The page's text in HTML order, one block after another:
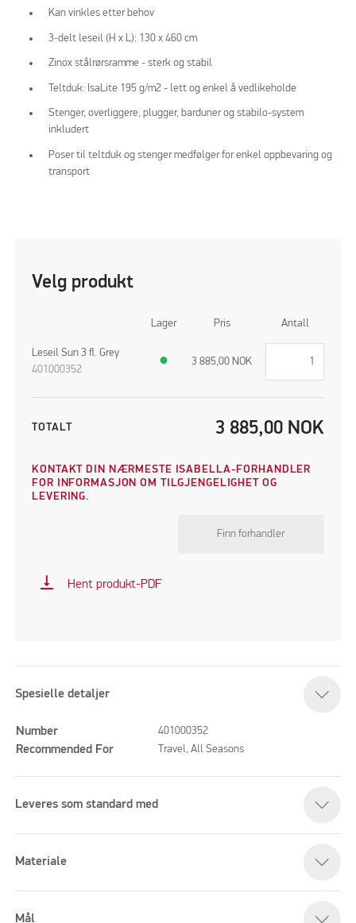
Kan vinkles etter behov
3-delt leseil (H x L): 130 x 460 cm
Zinox stålrørsramme - sterk og stabil
Teltduk: IsaLite 195 g/m2 - lett og enkel å vedlikeholde
Stenger, overliggere, plugger, barduner og stabilo-system
inkludert
Poser til teltduk og stenger medfølger for enkel oppbevaring og
transport
Velg produkt
Lager Pris Antall
Leseil Sun 3 fl. Grey
401000352
● 3 885,00 NOK
TOTALT 3 885,00 NOK
KONTAKT DIN NÆRMESTE ISABELLA-FORHANDLER
FOR INFORMASJON OM TILGJENGELIGHET OG
LEVERING.
Finn forhandler
vertical_align_bottom Hent produkt-PDF
Spesielle detaljer
Number 401000352
Recommended For Travel, All Seasons
Leveres som standard med
Materiale
Mål